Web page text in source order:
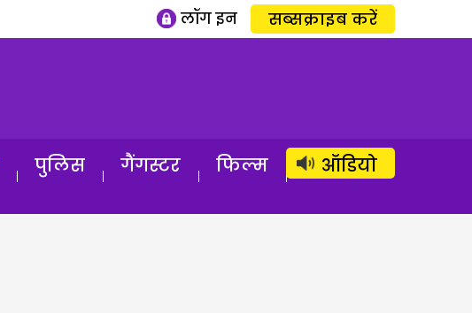
लॉग इन सब्सक्राइब करें
पुलिस गैंगस्टर फिल्म ऑडियो